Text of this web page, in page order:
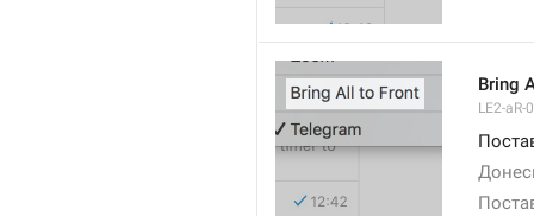
Bring
LE2-aR-